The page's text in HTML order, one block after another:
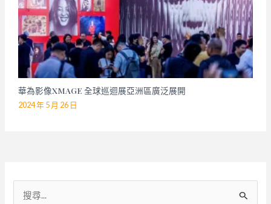
華為影像XMAGE 全球巡迴展亞洲區廣泛展開
2024 年 5 月 26 日